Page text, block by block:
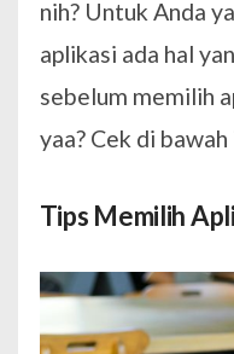
nih? Untuk Anda
aplikasi ada hal
sebelum memilih
yaa? Cek di bawah
Tips Memilih